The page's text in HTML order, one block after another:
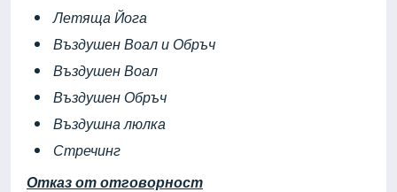
Летяща Йога
Въздушен Воал и Обръч
Въздушен Воал
Въздушен Обръч
Въздушна люлка
Стречинг
Отказ от отговорност